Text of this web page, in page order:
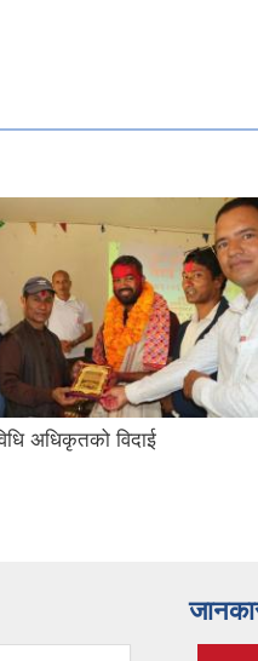
अध्यक्षकप २०८० समपन्न।